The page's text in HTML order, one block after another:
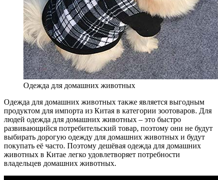
Одежда для домашних животных
Одежда для домашних животных также является выгодным
продуктом для импорта из Китая в категории зоотоваров. Для
людей одежда для домашних животных – это быстро
развивающийся потребительский товар, поэтому они не будут
выбирать дорогую одежду для домашних животных и будут
покупать её часто. Поэтому дешёвая одежда для домашних
животных в Китае легко удовлетворяет потребности
владельцев домашних животных.